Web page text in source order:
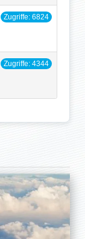
Zugriffe: 6824
Zugriffe: 4344